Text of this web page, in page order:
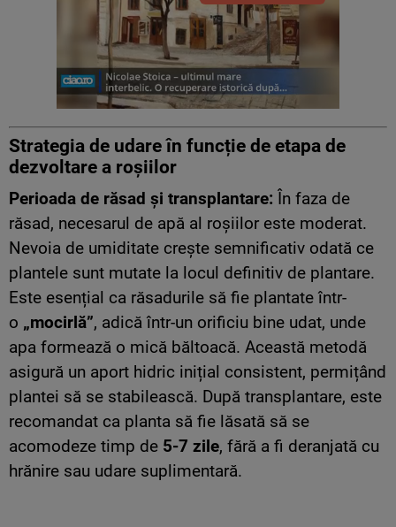
Strategia de udare în funcție de etapa de
dezvoltare a roșiilor
Perioada de răsad și transplantare: În faza de
răsad, necesarul de apă al roșiilor este moderat.
Nevoia de umiditate crește semnificativ odată ce
plantele sunt mutate la locul definitiv de plantare.
Este esențial ca răsadurile să fie plantate într-
o „mocirlă”, adică într-un orificiu bine udat, unde
apa formează o mică băltoacă. Această metodă
asigură un aport hidric inițial consistent, permițând
plantei să se stabilească. După transplantare, este
recomandat ca planta să fie lăsată să se
acomodeze timp de 5-7 zile, fără a fi deranjată cu
hrănire sau udare suplimentară.